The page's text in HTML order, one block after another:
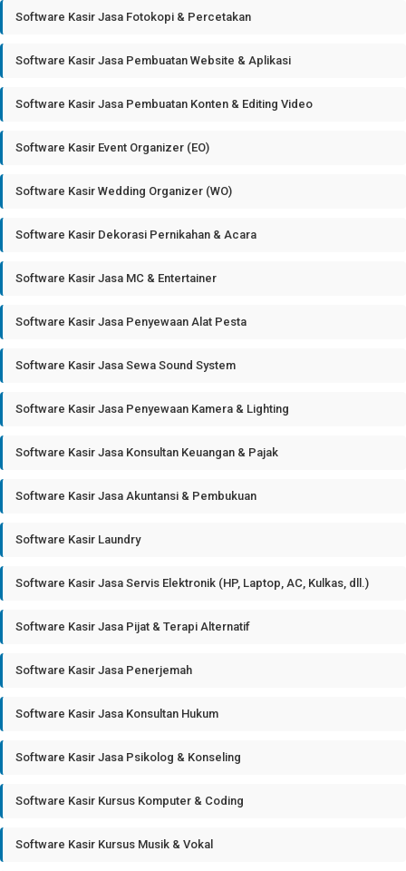
Software Kasir Jasa Fotokopi & Percetakan
Software Kasir Jasa Pembuatan Website & Aplikasi
Software Kasir Jasa Pembuatan Konten & Editing Video
Software Kasir Event Organizer (EO)
Software Kasir Wedding Organizer (WO)
Software Kasir Dekorasi Pernikahan & Acara
Software Kasir Jasa MC & Entertainer
Software Kasir Jasa Penyewaan Alat Pesta
Software Kasir Jasa Sewa Sound System
Software Kasir Jasa Penyewaan Kamera & Lighting
Software Kasir Jasa Konsultan Keuangan & Pajak
Software Kasir Jasa Akuntansi & Pembukuan
Software Kasir Laundry
Software Kasir Jasa Servis Elektronik (HP, Laptop, AC, Kulkas, dll.)
Software Kasir Jasa Pijat & Terapi Alternatif
Software Kasir Jasa Penerjemah
Software Kasir Jasa Konsultan Hukum
Software Kasir Jasa Psikolog & Konseling
Software Kasir Kursus Komputer & Coding
Software Kasir Kursus Musik & Vokal